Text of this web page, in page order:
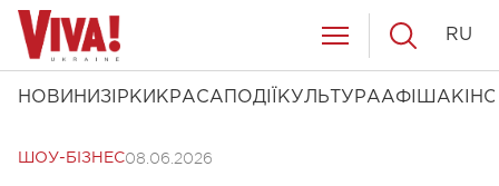
НОВИНИ ЗІРКИ КРАСА ПОДІЇ КУЛЬТУРААФІША КІНО
RU
ШОУ-БІЗНЕС08.06.2026